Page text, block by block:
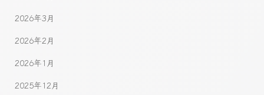
2026年3月
2026年2月
2026年1月
2025年12月